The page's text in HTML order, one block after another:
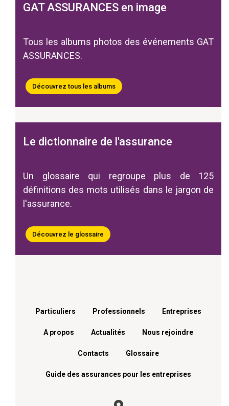
GAT ASSURANCES en image
Tous les albums photos des événements GAT
ASSURANCES.
Découvrez tous les albums
Le dictionnaire de l'assurance
Un glossaire qui regroupe plus de 125
définitions des mots utilisés dans le jargon de
l'assurance.
Découvrez le glossaire
Menu footer
Particuliers Professionnels Entreprises
A propos Actualités Nous rejoindre
Contacts Glossaire
Guide des assurances pour les entreprises